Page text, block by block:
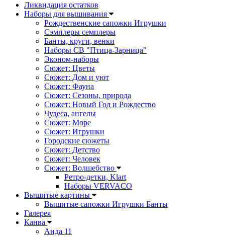
Ликвидация остатков
Наборы для вышивания
Рождественские сапожки Игрушки
Сэмплеры семплеры
Банты, круги, венки
Наборы СВ "Птица-Зарница"
Эконом-наборы
Сюжет: Цветы
Сюжет: Дом и уют
Сюжет: Фауна
Сюжет: Сезоны, природа
Сюжет: Новый Год и Рождество
Чудеса, ангелы
Сюжет: Море
Сюжет: Игрушки
Городские сюжеты
Сюжет: Детство
Сюжет: Человек
Сюжет: Волшебство
Ретро-детки, Klart
Наборы VERVACO
Вышитые картины
Вышитые сапожки Игрушки Банты
Галерея
Канва
Аида 11